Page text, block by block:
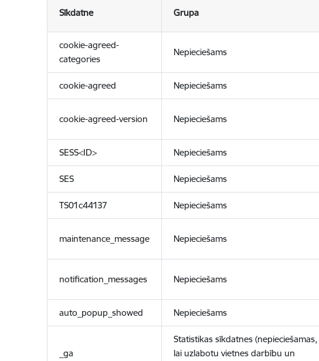
Sīkdatne Grupa
cookie-agreed-
categories
Nepieciešams
cookie-agreed Nepieciešams
cookie-agreed-version Nepieciešams
SESS<ID> Nepieciešams
SES Nepieciešams
TS01c44137 Nepieciešams
maintenance_message Nepieciešams
notification_messages Nepieciešams
auto_popup_showed Nepieciešams
_ga
Statistikas sīkdatnes (nepieciešamas,
lai uzlabotu vietnes darbību un